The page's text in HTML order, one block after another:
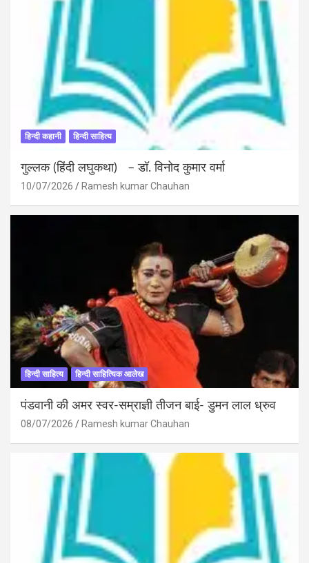
हिन्दी कहानी हिन्दी साहित्य
गुल्लक (हिंदी लघुकथा) – डॉ. विनोद कुमार वर्मा
10/07/2026 Ramesh kumar Chauhan
हिन्दी साहित्य हिन्दी साहित्यिक आलेख
पंडवानी की अमर स्वर-सम्राज्ञी तीजन बाई- डुमन लाल ध्रुव
08/07/2026 Ramesh kumar Chauhan